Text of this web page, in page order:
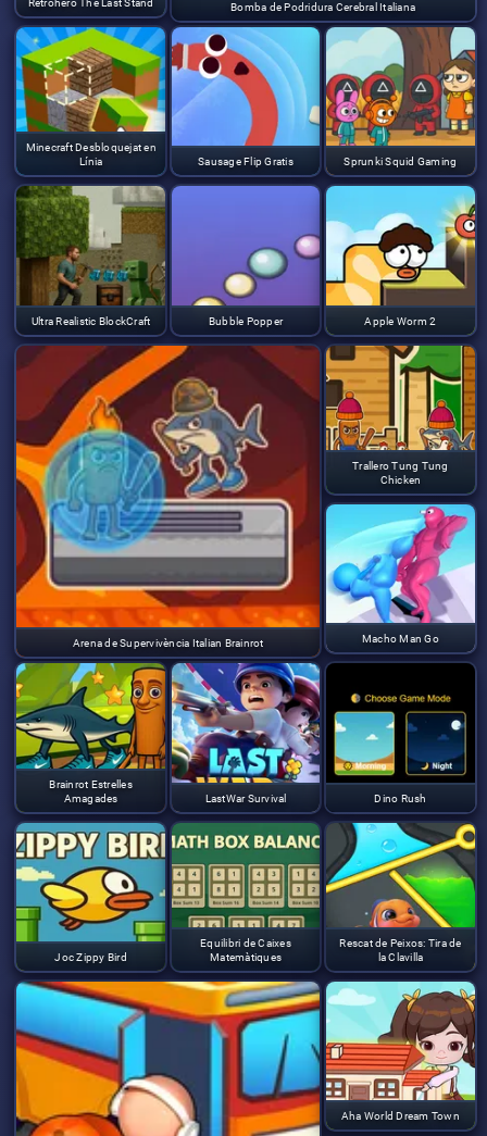
Bomba de Podridura Cerebral Italiana
Minecraft Desbloquejat en
Línia
Sausage Flip Gratis Sprunki Squid Gaming
Ultra Realistic BlockCraft Bubble Popper Apple Worm 2
Arena de Supervivència Italian Brainrot
Trallero Tung Tung
Chicken
Macho Man Go
Brainrot Estrelles
Amagades
LastWar Survival Dino Rush
Joc Zippy Bird
Equilibri de Caixes
Matemàtiques
Rescat de Peixos: Tira de
la Clavilla
Aha World Dream Town